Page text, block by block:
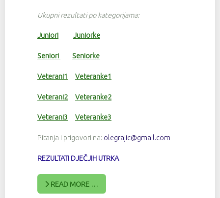
Ukupni rezultati po kategorijama:
Juniori Juniorke
Seniori Seniorke
Veterani1 Veteranke1
Veterani2 Veteranke2
Veterani3 Veteranke3
Pitanja i prigovori na: olegrajic@gmail.com
REZULTATI DJEČJIH UTRKA
READ MORE …